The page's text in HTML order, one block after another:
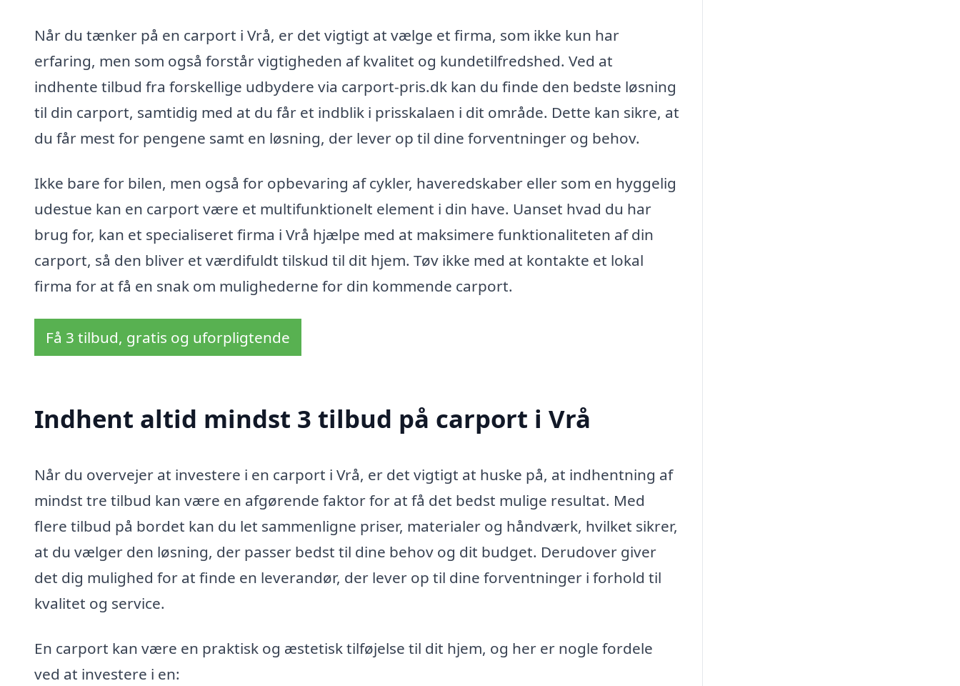
Når du tænker på en carport i Vrå, er det vigtigt at vælge et firma, som ikke kun har
erfaring, men som også forstår vigtigheden af kvalitet og kundetilfredshed. Ved at
indhente tilbud fra forskellige udbydere via carport-pris.dk kan du finde den bedste løsning
til din carport, samtidig med at du får et indblik i prisskalaen i dit område. Dette kan sikre, at
du får mest for pengene samt en løsning, der lever op til dine forventninger og behov.
Ikke bare for bilen, men også for opbevaring af cykler, haveredskaber eller som en hyggelig
udestue kan en carport være et multifunktionelt element i din have. Uanset hvad du har
brug for, kan et specialiseret firma i Vrå hjælpe med at maksimere funktionaliteten af din
carport, så den bliver et værdifuldt tilskud til dit hjem. Tøv ikke med at kontakte et lokal
firma for at få en snak om mulighederne for din kommende carport.
Få 3 tilbud, gratis og uforpligtende
Indhent altid mindst 3 tilbud på carport i Vrå
Når du overvejer at investere i en carport i Vrå, er det vigtigt at huske på, at indhentning af
mindst tre tilbud kan være en afgørende faktor for at få det bedst mulige resultat. Med
flere tilbud på bordet kan du let sammenligne priser, materialer og håndværk, hvilket sikrer,
at du vælger den løsning, der passer bedst til dine behov og dit budget. Derudover giver
det dig mulighed for at finde en leverandør, der lever op til dine forventninger i forhold til
kvalitet og service.
En carport kan være en praktisk og æstetisk tilføjelse til dit hjem, og her er nogle fordele
ved at investere i en: